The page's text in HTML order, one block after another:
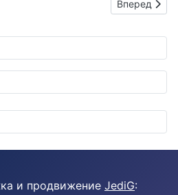
дикую природу: Jimny Nomad
Следующий:
Вперед
и продвижение JediG: